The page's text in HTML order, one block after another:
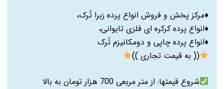
♦️مرکز پخش و فروش انواع پرده زبرا تُرک،
♦️انواع پرده کرکره ای فلزی تایوانی،
♦️انواع پرده چاپی و دومکانیزم تُرک
(( به قیمت تجاری ))
شروع قیمتها: از متر مربعی 700 هزار تومان به بالا